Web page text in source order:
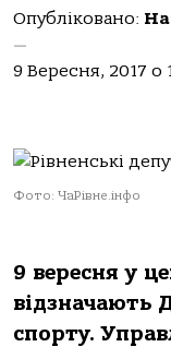
Опубліковано:
—
9 Вересня, 2017 о
Фото: ЧаРівне.інфо
9 вересня у
відзначають
спорту.